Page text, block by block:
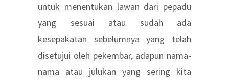
untuk menentukan lawan dari pepadu
yang sesuai atau sudah ada
kesepakatan sebelumnya yang telah
disetujui oleh pekembar, adapun nama-
nama atau julukan yang sering kita